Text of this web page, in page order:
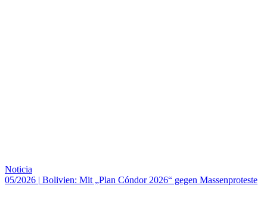
Noticia
05/2026 | Bolivien: Mit „Plan Cóndor 2026“ gegen Massenproteste